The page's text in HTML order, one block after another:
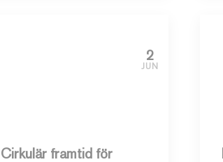
2
JUN
Cirkulär framtid för